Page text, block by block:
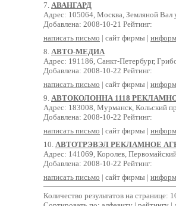
7. АВАНГАРД
Адрес: 105064, Москва, Земляной Вал
Добавлена: 2008-10-21 Рейтинг:
написать письмо | сайт фирмы |
8. АВТО-МЕДИА
Адрес: 191186, Санкт-Петербург,
Добавлена: 2008-10-22 Рейтинг:
написать письмо | сайт фирмы |
9. АВТОКОЛОННА 1118
Адрес: 183008, Мурманск, Кольский
Добавлена: 2008-10-22 Рейтинг:
написать письмо | сайт фирмы |
10. АВТОТРЭВЭЛ РЕКЛАМНОЕ
Адрес: 141069, Королев,
Добавлена: 2008-10-22 Рейтинг:
написать письмо | сайт фирмы |
Количество результатов на странице: